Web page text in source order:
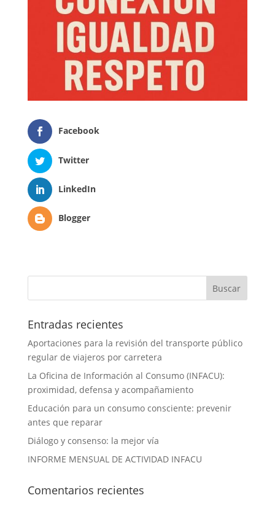
Facebook
Twitter
LinkedIn
Blogger
Entradas recientes
Aportaciones para la revisión del transporte público
regular de viajeros por carretera
La Oficina de Información al Consumo (INFACU):
proximidad, defensa y acompañamiento
Educación para un consumo consciente: prevenir
antes que reparar
Diálogo y consenso: la mejor vía
INFORME MENSUAL DE ACTIVIDAD INFACU
Comentarios recientes